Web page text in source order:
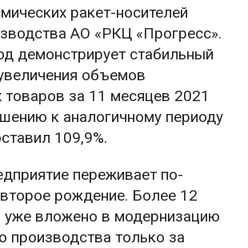
ракет-носителей
АО «РКЦ «Прогресс».
демонстрирует стабильный
объемов
товаров за 11 месяцев 2021
к аналогичному периоду
109,9%.
переживает по-
рождение. Более 12
уже вложено в модернизацию
производства только за